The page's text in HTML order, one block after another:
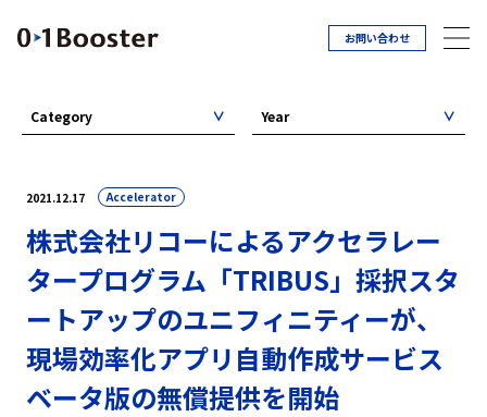
お問い合わせ
2021.12.17 Accelerator
株式会社リコーによるアクセラレー
タープログラム「TRIBUS」採択スタ
ートアップのユニフィニティーが、
現場効率化アプリ自動作成サービス
ベータ版の無償提供を開始
Category Year